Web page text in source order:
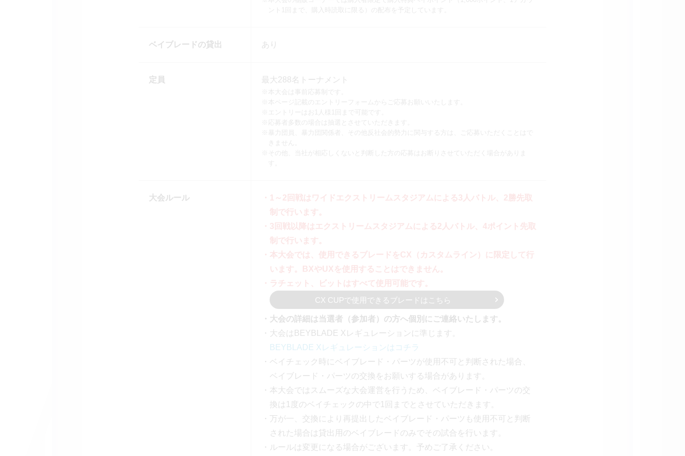
ント1回まで、購入時読取に限る）の配布を予定しています。
ベイブレードの貸出 あり
定員 最大288名トーナメント
※本大会は事前応募制です。
※本ページ記載のエントリーフォームからご応募お願いいたします。
※エントリーはお1人様1回まで可能です。
※応募者多数の場合は抽選とさせていただきます。
※暴力団員、暴力団関係者、その他反社会的勢力に関与する方は、ご応募いただくことはで
※その他、当社が相応しくないと判断した方の応募はお断りさせていただく場合がありま
大会ルール
・1～2回戦はワイドエクストリームスタジアムによる3人バトル、2勝先取
制で行います。
・3回戦以降はエクストリームスタジアムによる2人バトル、4ポイント先取
制で行います。
・本大会では、使用できるブレードをCX（カスタムライン）に限定して行
います。BXやUXを使用することはできません。
・ラチェット、ビットはすべて使用可能です。
CX CUPで使用できるブレードはこちら
・大会の詳細は当選者（参加者）の方へ個別にご連絡いたします。
・大会はBEYBLADE Xレギュレーションに準じます。
BEYBLADE Xレギュレーションはコチラ
・ベイチェック時にベイブレード・パーツが使用不可と判断された場合、
ベイブレード・パーツの交換をお願いする場合があります。
・本大会ではスムーズな大会運営を行うため、ベイブレード・パーツの交
換は1度のベイチェックの中で1回までとさせていただきます。
・万が一、交換により再提出したベイブレード・パーツも使用不可と判断
された場合は貸出用のベイブレードのみでその試合を行います。
・ルールは変更になる場合がございます。予めご了承ください。